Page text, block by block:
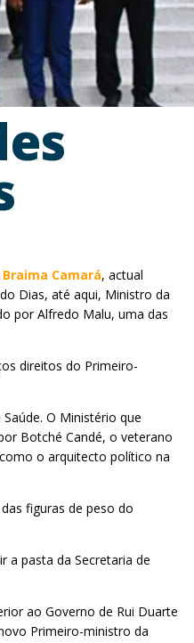
Braima Camará, actual
Dias, até aqui, Ministro da
por Alfredo Malu, uma das
direitos do Primeiro-
O Ministério que
Botché Candé, o veterano
o arquitecto político na
figuras de peso do
a pasta da Secretaria de
ao Governo de Rui Duarte
Primeiro-ministro da